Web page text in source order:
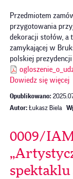
Przedmiotem
przygotowania
dekoracji stołów, a
zamykającej w
polskiej
Dowiedz się więcej
Opublikowano:
Autor: Łukasz Biela
0009/
spektaklu